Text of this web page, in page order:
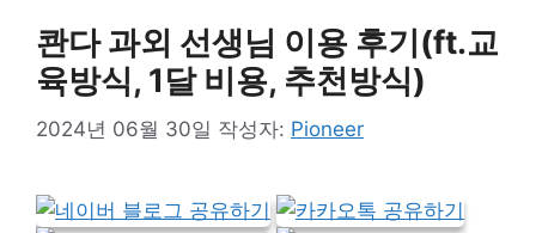
콴다 과외 선생님 이용 후기(ft.교
육방식, 1달 비용, 추천방식)
2024년 06월 30일 작성자: Pioneer